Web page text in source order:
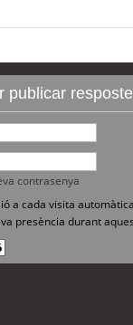
publicar
contrasenya
a cada visita
presència durant